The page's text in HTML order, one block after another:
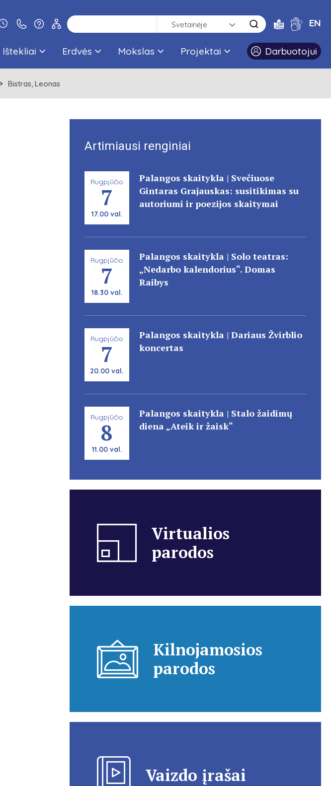
Svetainėje EN
Ištekliai Erdvės Mokslas Projektai Darbuotojui
Bistras, Leonas
Artimiausi renginiai
Rugpjūčio
7
17.00 val.
Palangos skaitykla | Svečiuose
Gintaras Grajauskas: susitikimas su
autoriumi ir poezijos skaitymai
Rugpjūčio
7
18.30 val.
Palangos skaitykla | Solo teatras:
„Nedarbo kalendorius“. Domas
Raibys
Rugpjūčio
7
20.00 val.
Palangos skaitykla | Dariaus Žvirblio
koncertas
Rugpjūčio
8
11.00 val.
Palangos skaitykla | Stalo žaidimų
diena „Ateik ir žaisk“
Virtualios
parodos
Kilnojamosios
parodos
Vaizdo įrašai